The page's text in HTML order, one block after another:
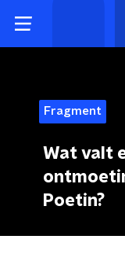
Fragment
Wat valt
Poetin?